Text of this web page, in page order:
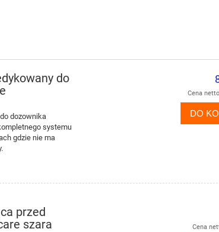
do
dozownika
systemu
gdzie nie ma
Cena
DO
przed
szara
Cena